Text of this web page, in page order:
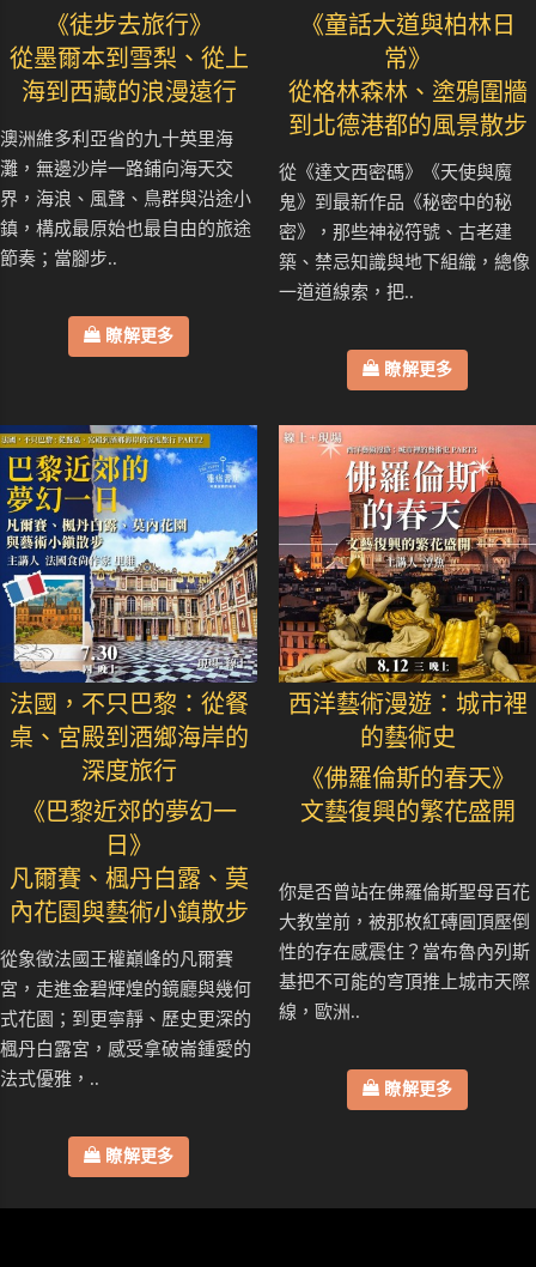
《徒步去旅行》
從墨爾本到雪梨、從上
海到西藏的浪漫遠行
澳洲維多利亞省的九十英里海
灘，無邊沙岸一路鋪向海天交
界，海浪、風聲、鳥群與沿途小
鎮，構成最原始也最自由的旅途
節奏；當腳步..
瞭解更多
《童話大道與柏林日
常》
從格林森林、塗鴉圍牆
到北德港都的風景散步
從《達文西密碼》《天使與魔
鬼》到最新作品《秘密中的秘
密》，那些神祕符號、古老建
築、禁忌知識與地下組織，總像
一道道線索，把..
瞭解更多
法國，不只巴黎：從餐
桌、宮殿到酒鄉海岸的
深度旅行
《巴黎近郊的夢幻一
日》
凡爾賽、楓丹白露、莫
內花園與藝術小鎮散步
從象徵法國王權巔峰的凡爾賽
宮，走進金碧輝煌的鏡廳與幾何
式花園；到更寧靜、歷史更深的
楓丹白露宮，感受拿破崙鍾愛的
法式優雅，..
瞭解更多
西洋藝術漫遊：城市裡
的藝術史
《佛羅倫斯的春天》
文藝復興的繁花盛開
你是否曾站在佛羅倫斯聖母百花
大教堂前，被那枚紅磚圓頂壓倒
性的存在感震住？當布魯內列斯
基把不可能的穹頂推上城市天際
線，歐洲..
瞭解更多